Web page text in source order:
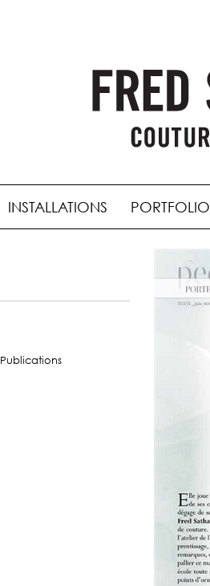
INSTALLATIONS PORTFOLIO
Publications